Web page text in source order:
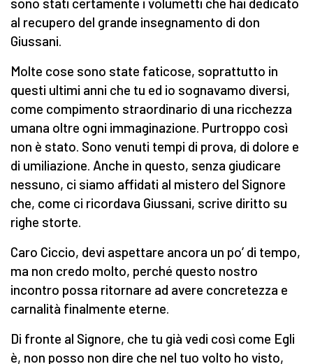
sono stati certamente i volumetti che hai dedicato
al recupero del grande insegnamento di don
Giussani.
Molte cose sono state faticose, soprattutto in
questi ultimi anni che tu ed io sognavamo diversi,
come compimento straordinario di una ricchezza
umana oltre ogni immaginazione. Purtroppo così
non è stato. Sono venuti tempi di prova, di dolore e
di umiliazione. Anche in questo, senza giudicare
nessuno, ci siamo affidati al mistero del Signore
che, come ci ricordava Giussani, scrive diritto su
righe storte.
Caro Ciccio, devi aspettare ancora un po’ di tempo,
ma non credo molto, perché questo nostro
incontro possa ritornare ad avere concretezza e
carnalità finalmente eterne.
Di fronte al Signore, che tu già vedi così come Egli
è, non posso non dire che nel tuo volto ho visto,